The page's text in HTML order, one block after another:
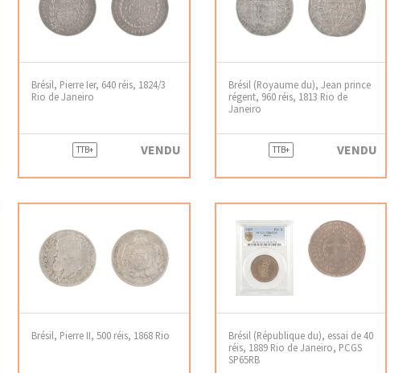
Brésil, Pierre Ier, 640 réis, 1824/3
Rio de Janeiro
TTB+ VENDU
Brésil (Royaume du), Jean prince
régent, 960 réis, 1813 Rio de
Janeiro
TTB+ VENDU
Brésil, Pierre II, 500 réis, 1868 Rio
Brésil (République du), essai de 40
réis, 1889 Rio de Janeiro, PCGS
SP65RB